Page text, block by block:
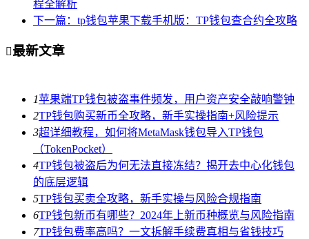
程全解析
下一篇：tp钱包苹果下载手机版：TP钱包查合约全攻略
最新文章
1苹果端TP钱包被盗事件频发，用户资产安全敲响警钟
2TP钱包购买新币全攻略，新手实操指南+风险提示
3超详细教程，如何将MetaMask钱包导入TP钱包
（TokenPocket）
4TP钱包被盗后为何无法直接冻结？揭开去中心化钱包
的底层逻辑
5TP钱包买卖全攻略，新手实操与风险合规指南
6TP钱包新币有哪些？2024年上新币种概览与风险指南
7TP钱包费率高吗？一文拆解手续费真相与省钱技巧